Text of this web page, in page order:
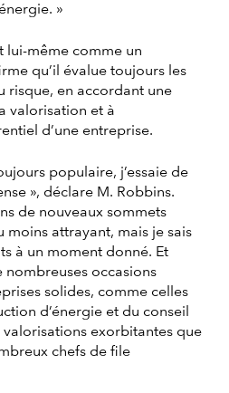
»
lui-même comme un
qu’il évalue toujours les
risque, en accordant une
valorisation et à
d’une entreprise.
populaire, j’essaie de
», déclare M. Robbins.
de nouveaux sommets
moins attrayant, mais je sais
à un moment donné. Et
nombreuses occasions
solides, comme celles
d’énergie et du conseil
valorisations exorbitantes que
chefs de file